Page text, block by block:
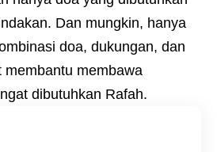
Dan mungkin, hanya
doa, dukungan, dan
membantu membawa
dibutuhkan Rafah.